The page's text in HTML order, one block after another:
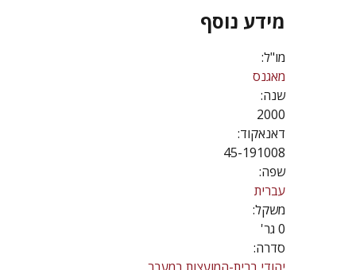
מידע נוסף
מו"ל:
מאגנס
שנה:
2000
דאנאקוד:
45-191008
שפה:
עברית
משקל:
0 גר'
סדרה: